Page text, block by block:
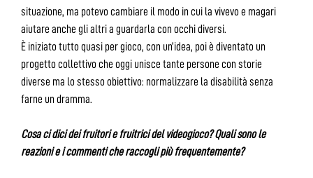
situazione, ma potevo cambiare il modo in cui la vivevo e magari
aiutare anche gli altri a guardarla con occhi diversi.
È iniziato tutto quasi per gioco, con un’idea, poi è diventato un
progetto collettivo che oggi unisce tante persone con storie
diverse ma lo stesso obiettivo: normalizzare la disabilità senza
farne un dramma.
Cosa ci dici dei fruitori e fruitrici del videogioco? Quali sono le
reazioni e i commenti che raccogli più frequentemente?